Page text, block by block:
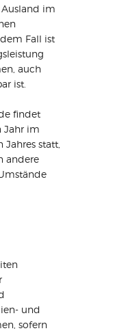
im
Fall ist
auch
ist.
findet
Jahr im
statt,
andere
und
sofern